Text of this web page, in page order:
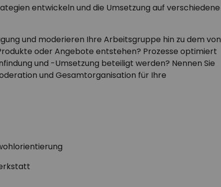
entwickeln und die Umsetzung auf verschiedene
und moderieren Ihre Arbeitsgruppe hin zu dem von
oder Angebote entstehen? Prozesse optimiert
und -Umsetzung beteiligt werden? Nennen Sie
und Gesamtorganisation für Ihre